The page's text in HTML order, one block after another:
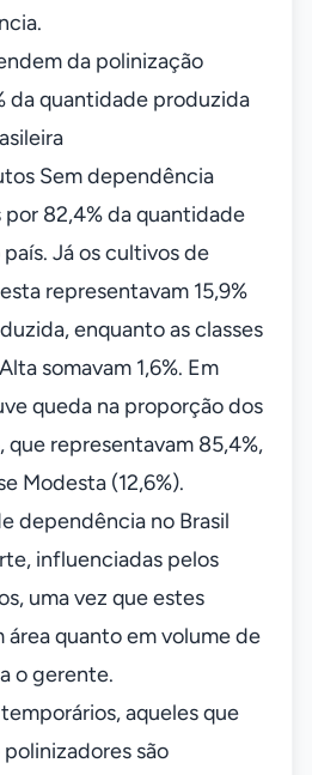
da polinização
da quantidade produzida
Sem dependência
por 82,4% da quantidade
Já os cultivos de
representavam 15,9%
enquanto as classes
somavam 1,6%. Em
queda na proporção dos
que representavam 85,4%,
Modesta (12,6%).
dependência no Brasil
influenciadas pelos
uma vez que estes
quanto em volume de
o gerente.
aqueles que
são